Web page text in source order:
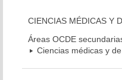
CIENCIAS MÉDICAS Y
Áreas OCDE
Ciencias médicas y